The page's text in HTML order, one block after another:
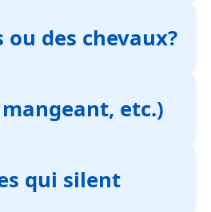
ou des chevaux?
etc.)
qui silent